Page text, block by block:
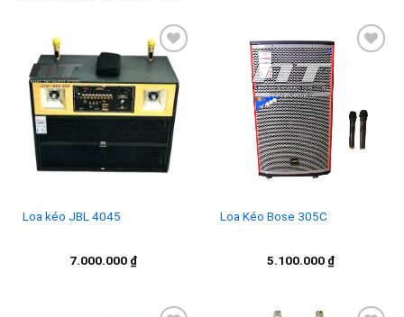
Add to
wishlist
Loa kéo JBL 4045
7.000.000 ₫
wishlist
Loa Kéo Bose 305C
5.100.000 ₫